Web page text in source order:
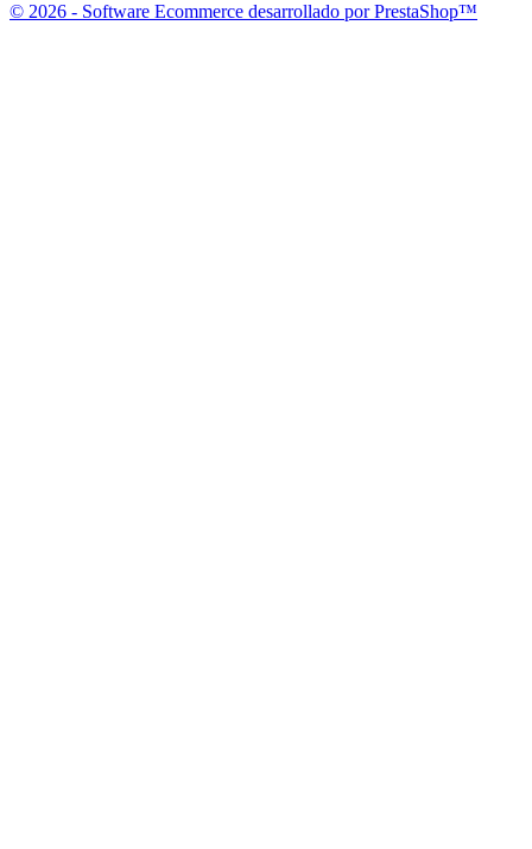
© 2026 - Software Ecommerce desarrollado por PrestaShop™